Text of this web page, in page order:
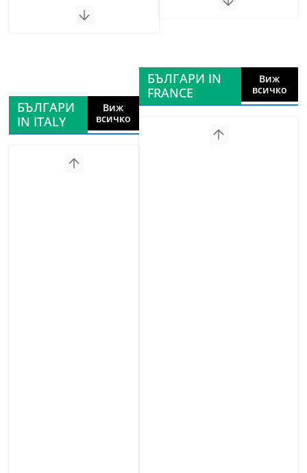
БЪЛГАРИ
IN ITALY
Виж
всичко
БЪЛГАРИ IN
FRANCE
Виж
всичко